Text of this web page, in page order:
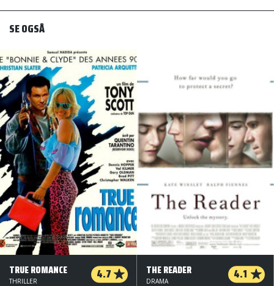
SE OGSÅ
TRUE ROMANCE 4.7
THRILLER
THE READER 4.1
DRAMA